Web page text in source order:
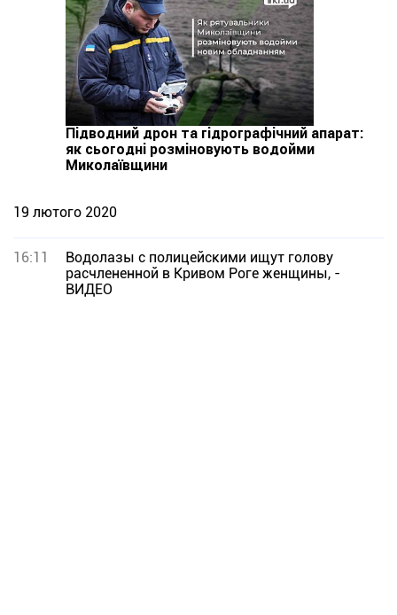
Підводний дрон та гідрографічний апарат:
як сьогодні розміновують водойми
Миколаївщини
19 лютого 2020
16:11
Водолазы с полицейскими ищут голову
расчлененной в Кривом Роге женщины, -
ВИДЕО